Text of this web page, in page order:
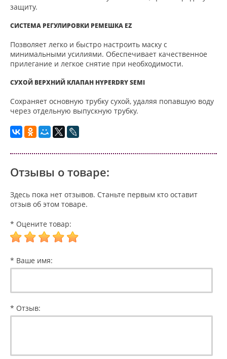
защиту.
СИСТЕМА РЕГУЛИРОВКИ РЕМЕШКА EZ
Позволяет легко и быстро настроить маску с
минимальными усилиями. Обеспечивает качественное
прилегание и легкое снятие при необходимости.
СУХОЙ ВЕРХНИЙ КЛАПАН HYPERDRY SEMI
Сохраняет основную трубку сухой, удаляя попавшую воду
через отдельную выпускную трубку.
Отзывы о товаре:
Здесь пока нет отзывов. Станьте первым кто оставит
отзыв об этом товаре.
* Оцените товар:
* Ваше имя:
* Отзыв: